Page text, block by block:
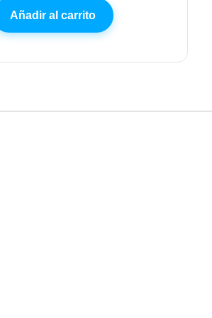
Añadir al carrito